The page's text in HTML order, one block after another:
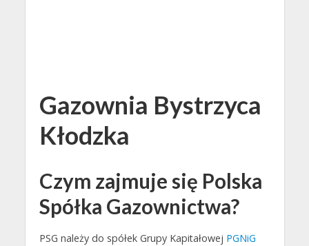
Gazownia Bystrzyca
Kłodzka
Czym zajmuje się Polska
Spółka Gazownictwa?
PSG należy do spółek Grupy Kapitałowej PGNiG